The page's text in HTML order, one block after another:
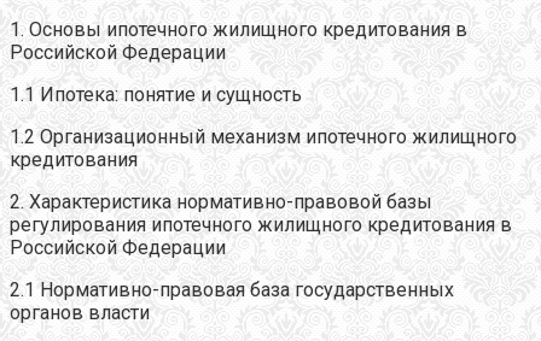
1. Основы ипотечного жилищного кредитования в
Российской Федерации
1.1 Ипотека: понятие и сущность
1.2 Организационный механизм ипотечного жилищного
кредитования
2. Характеристика нормативно-правовой базы
регулирования ипотечного жилищного кредитования в
Российской Федерации
2.1 Нормативно-правовая база государственных
органов власти